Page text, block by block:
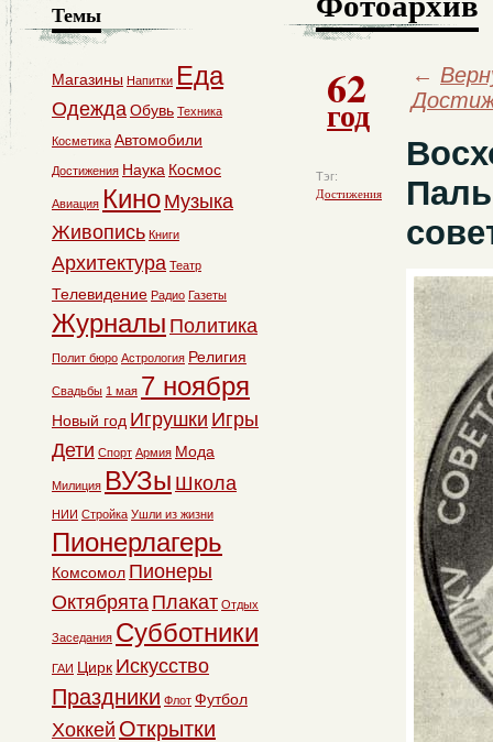
62
год
Тэг:
Достижения
←
Темы
Магазины Напитки Еда
ОдеждаОбувь Техника
Косметика Автомобили
Достижения Наука Космос
Авиация Кино Музыка
Живопись Книги
Архитектура Театр
Телевидение Радио Газеты
Журналы Политика
Полит бюро Астрология Религия
Свадьбы 1 мая 7 ноября
Новый год Игрушки Игры
Дети Спорт Армия Мода
Милиция ВУЗы Школа
НИИ Стройка Ушли из жизни
Пионерлагерь
Комсомол Пионеры
Октябрята Плакат Отдых
Заседания Субботники
ГАИ Цирк Искусство
Праздники Флот Футбол
Хоккей Открытки